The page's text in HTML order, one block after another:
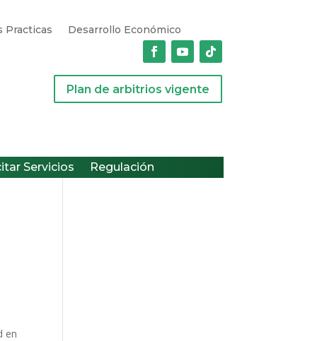
Practicas
Desarrollo Económico
Plan de arbitrios vigente
Servicios Regulación
en